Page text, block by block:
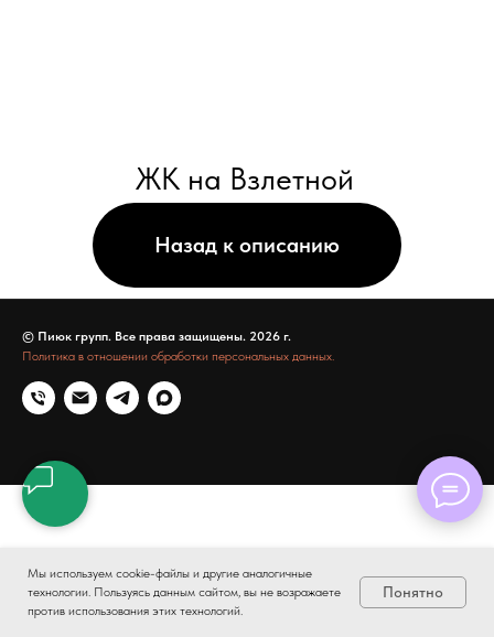
Мы используем cookie-файлы и другие аналогичные
технологии. Пользуясь данным сайтом, вы не возражаете
против использования этих технологий.
Понятно
© Пиюк групп. Все права защищены. 2026 г.
Политика в отношении обработки персональных данных.